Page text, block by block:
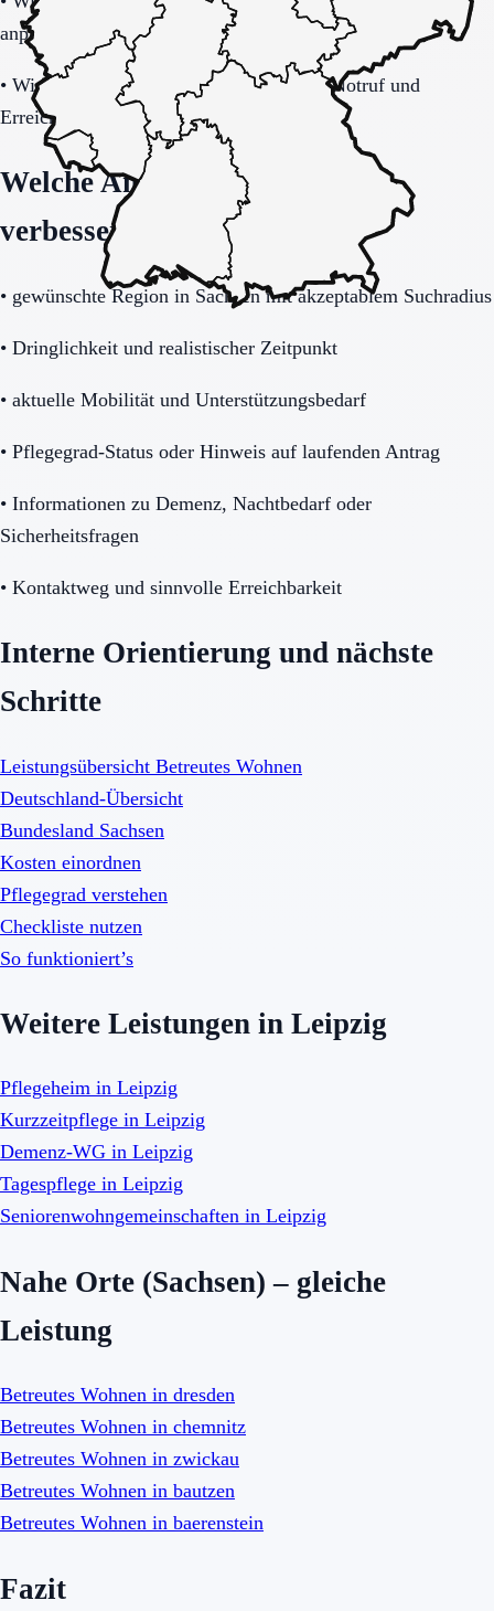
anpassen?
• Wie alltagstauglich sind Barrierearmut, Notruf und
Erreichbarkeit wirklich?
Welche Angaben die Anfrage
verbessern
• gewünschte Region in Sachsen mit akzeptablem Suchradius
• Dringlichkeit und realistischer Zeitpunkt
• aktuelle Mobilität und Unterstützungsbedarf
• Pflegegrad-Status oder Hinweis auf laufenden Antrag
• Informationen zu Demenz, Nachtbedarf oder
Sicherheitsfragen
• Kontaktweg und sinnvolle Erreichbarkeit
Interne Orientierung und nächste
Schritte
Leistungsübersicht Betreutes Wohnen
Deutschland-Übersicht
Bundesland Sachsen
Kosten einordnen
Pflegegrad verstehen
Checkliste nutzen
So funktioniert’s
Weitere Leistungen in Leipzig
Pflegeheim in Leipzig
Kurzzeitpflege in Leipzig
Demenz-WG in Leipzig
Tagespflege in Leipzig
Seniorenwohngemeinschaften in Leipzig
Nahe Orte (Sachsen) – gleiche
Leistung
Betreutes Wohnen in dresden
Betreutes Wohnen in chemnitz
Betreutes Wohnen in zwickau
Betreutes Wohnen in bautzen
Betreutes Wohnen in baerenstein
Fazit